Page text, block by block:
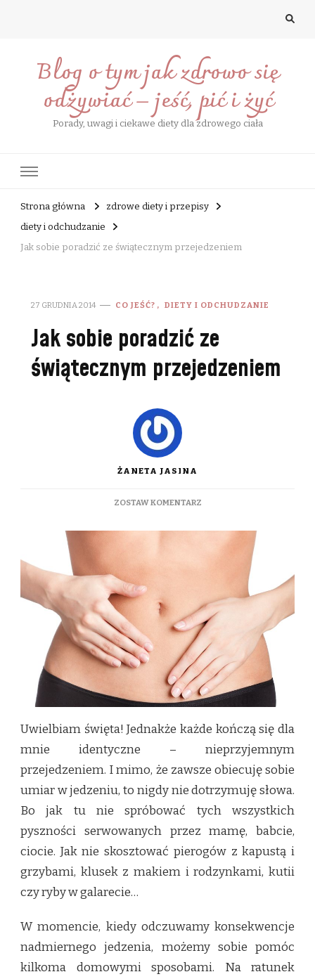
Blog o tym jak zdrowo się
odżywiać – jeść, pić i żyć
Porady, uwagi i ciekawe diety dla zdrowego ciała
Strona główna
zdrowe diety i przepisy
diety i odchudzanie
Jak sobie poradzić ze świątecznym przejedzeniem
27 GRUDNIA 2014 CO JEŚĆ? DIETY I ODCHUDZANIE
Jak sobie poradzić ze
świątecznym przejedzeniem
ŻANETA JASINA
ZOSTAW KOMENTARZDO
ŚWIĄTECZNYM
PRZEJEDZENIEM
Uwielbiam święta! Jednakże każde kończą się dla
mnie identyczne – nieprzyjemnym
przejedzeniem. I mimo, że zawsze obiecuję sobie
umiar w jedzeniu, to nigdy nie dotrzymuję słowa.
Bo jak tu nie spróbować tych wszystkich
pyszności serwowanych przez mamę, babcie,
ciocie. Jak nie skosztować pierogów z kapustą i
grzybami, klusek z makiem i rodzynkami, kutii
czy ryby w galarecie…
W momencie, kiedy odczuwamy konsekwencje
nadmiernego jedzenia, możemy sobie pomóc
kilkoma domowymi sposobami. Na ratunek